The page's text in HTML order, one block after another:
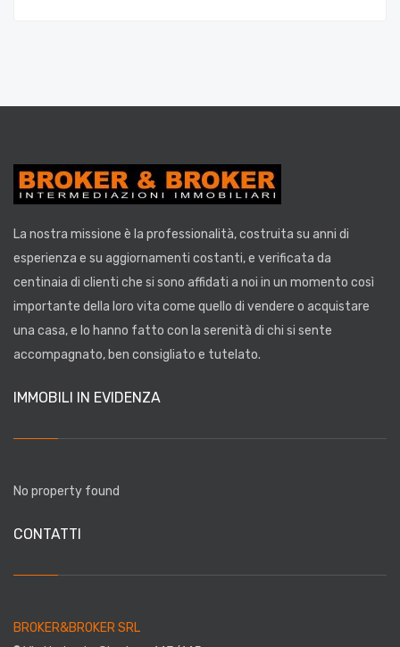
La nostra missione è la professionalità, costruita su anni di
esperienza e su aggiornamenti costanti, e verificata da
centinaia di clienti che si sono affidati a noi in un momento così
importante della loro vita come quello di vendere o acquistare
una casa, e lo hanno fatto con la serenità di chi si sente
accompagnato, ben consigliato e tutelato.
IMMOBILI IN EVIDENZA
No property found
CONTATTI
BROKER&BROKER SRL